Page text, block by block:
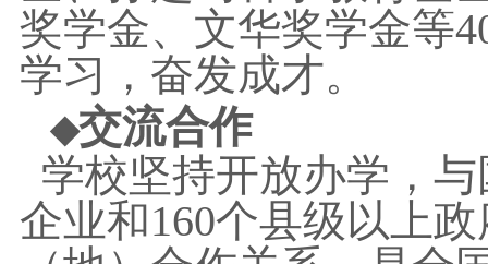
奖学金、文华奖学金等
学习，奋发成才。
◆交流合作
学校坚持开放办学，
企业和160个县级以上